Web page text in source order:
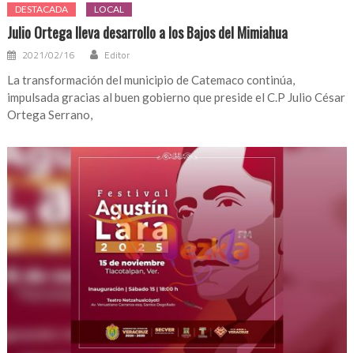
DESTACADA LOCAL
Julio Ortega lleva desarrollo a los Bajos del Mimiahua
2021/02/16 Editor
La transformación del municipio de Catemaco continúa,
impulsada gracias al buen gobierno que preside el C.P Julio César
Ortega Serrano,